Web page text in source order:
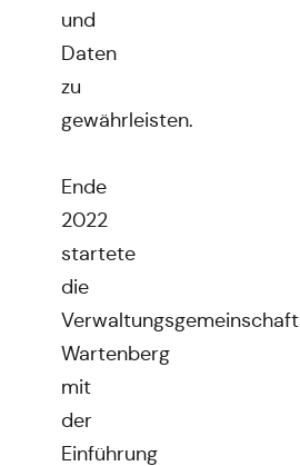
und
Daten
zu
gewährleisten.
Ende
2022
startete
die
Verwaltungsgemeinschaft
Wartenberg
mit
der
Einführung